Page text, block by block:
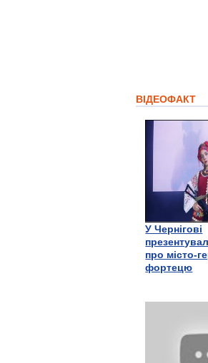
ВІДЕОФАКТ
У Чернігові
про місто-
фортецю